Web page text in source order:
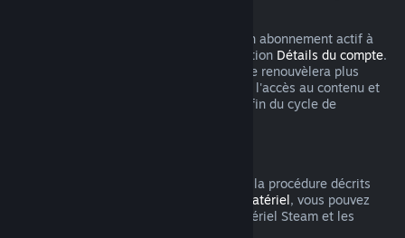
Veuillez noter que vous pouvez annuler un abonnement actif à
tout moment en vous rendant dans la section Détails du compte.
Après annulation, votre abonnement ne se renouvèlera plus
automatiquement, mais vous conserverez l'accès au contenu et
les bénéfices de l'abonnement jusqu'à la fin du cycle de
Dans les limites du délai applicable et de la procédure décrits
Politique de remboursement du matériel, vous pouvez
demander un remboursement pour le matériel Steam et les